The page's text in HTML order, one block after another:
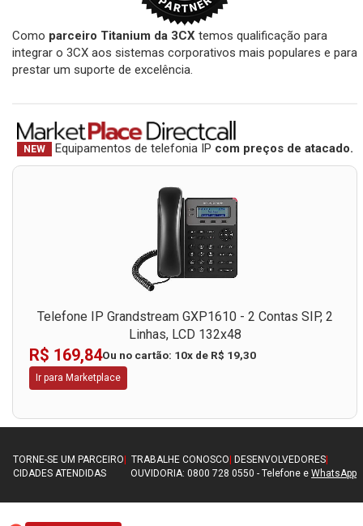
Como parceiro Titanium da 3CX temos qualificação para
integrar o 3CX aos sistemas corporativos mais populares e para
prestar um suporte de excelência.
NEW Equipamentos de telefonia IP com preços de atacado.
Telefone IP Grandstream GXP1610 - 2 Contas SIP, 2
Linhas, LCD 132x48
R$ 169,84Ou no cartão: 10x de R$ 19,30
Ir para Marketplace
TORNE-SE UM PARCEIRO| TRABALHE CONOSCO| DESENVOLVEDORES|
CIDADES ATENDIDAS
OUVIDORIA: 0800 728 0550 - Telefone eWhatsApp